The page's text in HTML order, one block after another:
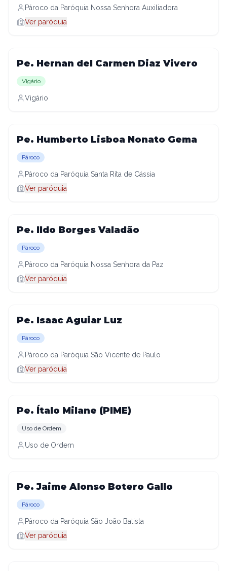
Pároco da Paróquia Nossa Senhora Auxiliadora
Ver paróquia
Pe. Hernan del Carmen Diaz Vivero
Vigário
Vigário
Pe. Humberto Lisboa Nonato Gema
Pároco
Pároco da Paróquia Santa Rita de Cássia
Ver paróquia
Pe. Ildo Borges Valadão
Pároco
Pároco da Paróquia Nossa Senhora da Paz
Ver paróquia
Pe. Isaac Aguiar Luz
Pároco
Pároco da Paróquia São Vicente de Paulo
Ver paróquia
Pe. Ítalo Milane (PIME)
Uso de Ordem
Uso de Ordem
Pe. Jaime Alonso Botero Gallo
Pároco
Pároco da Paróquia São João Batista
Ver paróquia